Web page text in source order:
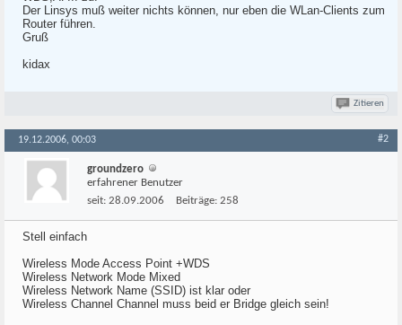
Der Linsys muß weiter nichts können, nur eben die WLan-Clients zum
Router führen.
Gruß
kidax
Zitieren
19.12.2006, 00:03 #2
groundzero
erfahrener Benutzer
seit: 28.09.2006 Beiträge: 258
Stell einfach
Wireless Mode Access Point +WDS
Wireless Network Mode Mixed
Wireless Network Name (SSID) ist klar oder
Wireless Channel Channel muss beid er Bridge gleich sein!